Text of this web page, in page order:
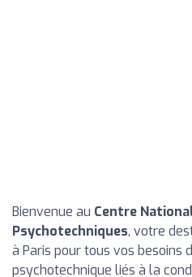
Bienvenue au Centre
Psychotechniques, votre
à Paris pour tous vos besoins
psychotechnique liés à la